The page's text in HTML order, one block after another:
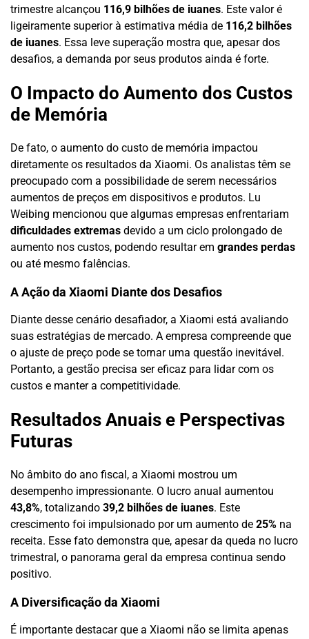
trimestre alcançou 116,9 bilhões de iuanes. Este valor é
ligeiramente superior à estimativa média de 116,2 bilhões
de iuanes. Essa leve superação mostra que, apesar dos
desafios, a demanda por seus produtos ainda é forte.
O Impacto do Aumento dos Custos
de Memória
De fato, o aumento do custo de memória impactou
diretamente os resultados da Xiaomi. Os analistas têm se
preocupado com a possibilidade de serem necessários
aumentos de preços em dispositivos e produtos. Lu
Weibing mencionou que algumas empresas enfrentariam
dificuldades extremas devido a um ciclo prolongado de
aumento nos custos, podendo resultar em grandes perdas
ou até mesmo falências.
A Ação da Xiaomi Diante dos Desafios
Diante desse cenário desafiador, a Xiaomi está avaliando
suas estratégias de mercado. A empresa compreende que
o ajuste de preço pode se tornar uma questão inevitável.
Portanto, a gestão precisa ser eficaz para lidar com os
custos e manter a competitividade.
Resultados Anuais e Perspectivas
Futuras
No âmbito do ano fiscal, a Xiaomi mostrou um
desempenho impressionante. O lucro anual aumentou
43,8%, totalizando 39,2 bilhões de iuanes. Este
crescimento foi impulsionado por um aumento de 25% na
receita. Esse fato demonstra que, apesar da queda no lucro
trimestral, o panorama geral da empresa continua sendo
positivo.
A Diversificação da Xiaomi
É importante destacar que a Xiaomi não se limita apenas